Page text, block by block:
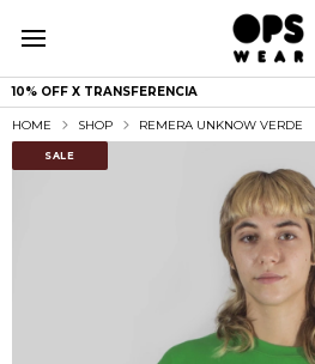
10% OFF X TRANSFERENCIA
HOME SHOP REMERA UNKNOW VERDE
SALE